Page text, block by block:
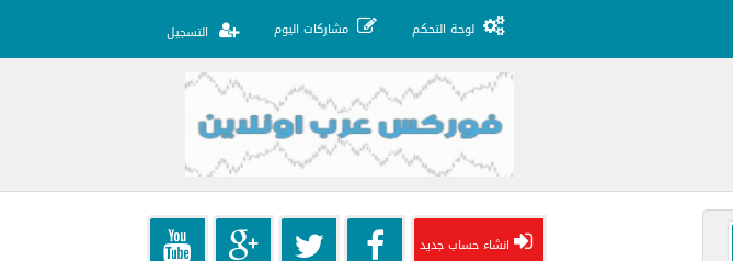
لوحة التحكم مشاركات اليوم التسجيل
انشاء حساب جديد